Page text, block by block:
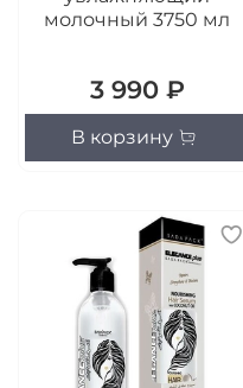
молочный 3750 мл
3 990 ₽
В корзину